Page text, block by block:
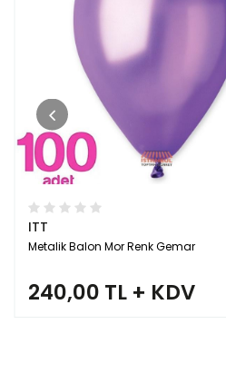
ITT
Metalik Balon Rose Gold Renk Gemar
240,00 TL + KDV